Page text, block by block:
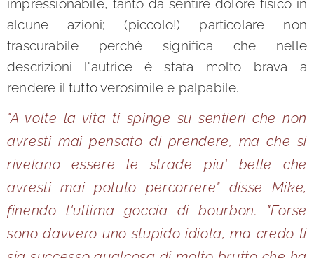
impressionabile, tanto da sentire dolore fisico in
alcune azioni; (piccolo!) particolare non
trascurabile perchè significa che nelle
descrizioni l'autrice è stata molto brava a
rendere il tutto verosimile e palpabile.
"A volte la vita ti spinge su sentieri che non
avresti mai pensato di prendere, ma che si
rivelano essere le strade piu' belle che
avresti mai potuto percorrere" disse Mike,
finendo l'ultima goccia di bourbon. "Forse
sono davvero uno stupido idiota, ma credo ti